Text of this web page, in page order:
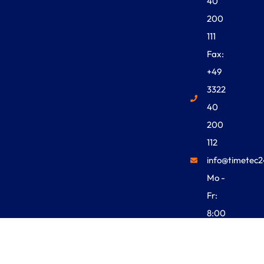
200
111
Fax:
+49
3322
40
200
112
Mo -
Fr:
8:00